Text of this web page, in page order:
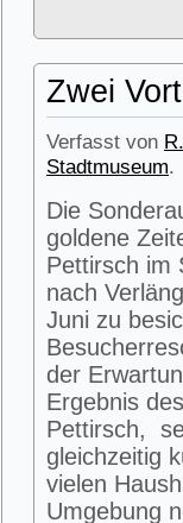
Zwei
Verfasst von
Stadtmuseum.
Die
goldene
Pettirsch im
nach
Juni zu
der
Ergebnis
Pettirsch,
gleichzeitig
vielen
Umgebung